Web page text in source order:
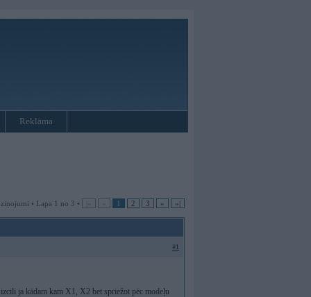
Reklāma
• Lapa 1 no 3 • |« « 1 2 3 » »|
#1
ja kādam kam X1, X2 bet spriežot pēc modeļu